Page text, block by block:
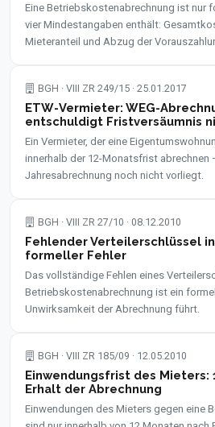
Eine Betriebskostenabrechnung ist nur
vier Mindestangaben enthält:
Mieteranteil und Abzug der
BGH · VIII ZR 249/15 · 25.01.2017
ETW-Vermieter: WEG-
entschuldigt Fristversäumnis
Ein Vermieter, der eine
innerhalb der 12-Monatsfrist abrechnen
Jahresabrechnung noch nicht vorliegt.
BGH · VIII ZR 27/10 · 08.12.2010
Fehlender Verteilerschlüssel
formeller Fehler
Das vollständige Fehlen eines
Betriebskostenabrechnung ist ein
Unwirksamkeit der Abrechnung führt.
BGH · VIII ZR 185/09 · 12.05.2010
Einwendungsfrist des Mieters:
Erhalt der Abrechnung
Einwendungen des Mieters gegen eine